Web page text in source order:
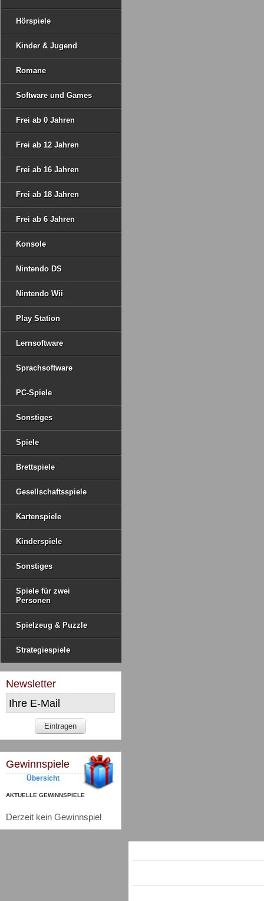
Hörspiele
Kinder & Jugend
Romane
Software und Games
Frei ab 0 Jahren
Frei ab 12 Jahren
Frei ab 16 Jahren
Frei ab 18 Jahren
Frei ab 6 Jahren
Konsole
Nintendo DS
Nintendo Wii
Play Station
Lernsoftware
Sprachsoftware
PC-Spiele
Sonstiges
Spiele
Brettspiele
Gesellschaftsspiele
Kartenspiele
Kinderspiele
Sonstiges
Spiele für zwei
Personen
Spielzeug & Puzzle
Strategiespiele
Newsletter
Gewinnspiele
Übersicht
AKTUELLE GEWINNSPIELE
Derzeit kein Gewinnspiel